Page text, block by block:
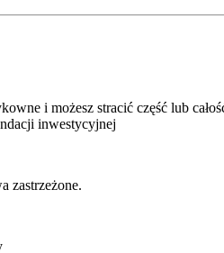
i możesz stracić część lub
inwestycyjnej
zastrzeżone.